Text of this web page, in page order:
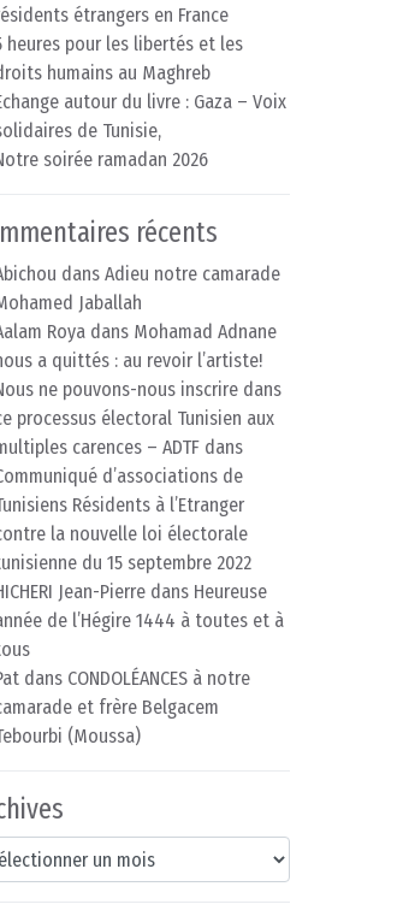
étrangers en France
heures pour les libertés et les
humains au Maghreb
autour du livre : Gaza – Voix
de Tunisie,
soirée ramadan 2026
récents
dans Adieu notre camarade
Jaballah
Roya dans Mohamad Adnane
a quittés : au revoir l’artiste!
ne pouvons-nous inscrire dans
processus électoral Tunisien aux
carences – ADTF dans
d’associations de
Résidents à l’Etranger
la nouvelle loi électorale
du 15 septembre 2022
Jean-Pierre dans Heureuse
de l’Hégire 1444 à toutes et à
dans CONDOLÉANCES à notre
et frère Belgacem
(Moussa)